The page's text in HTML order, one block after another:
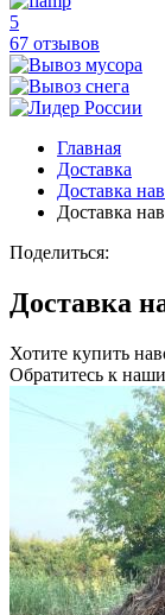
5
67 отзывов
Главная
Доставка
Доставка
Доставка
Поделиться:
Доставка
Хотите купить
Обратитесь к